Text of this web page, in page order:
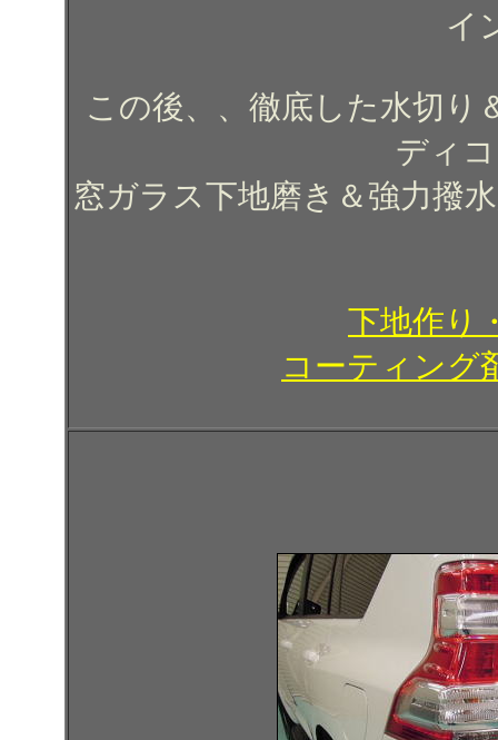
イ
この後、、徹底した水切り
ディ
窓ガラス下地磨き＆強力撥
下地作り
コーティング